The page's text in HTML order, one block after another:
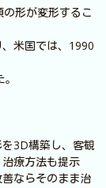
形が変形するこ
米国では、1990
3D構築し、客観
療方法も提示
ならそのまま治